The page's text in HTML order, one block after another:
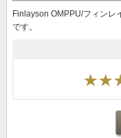
Finlayson OMPPU/フィンレ
です。